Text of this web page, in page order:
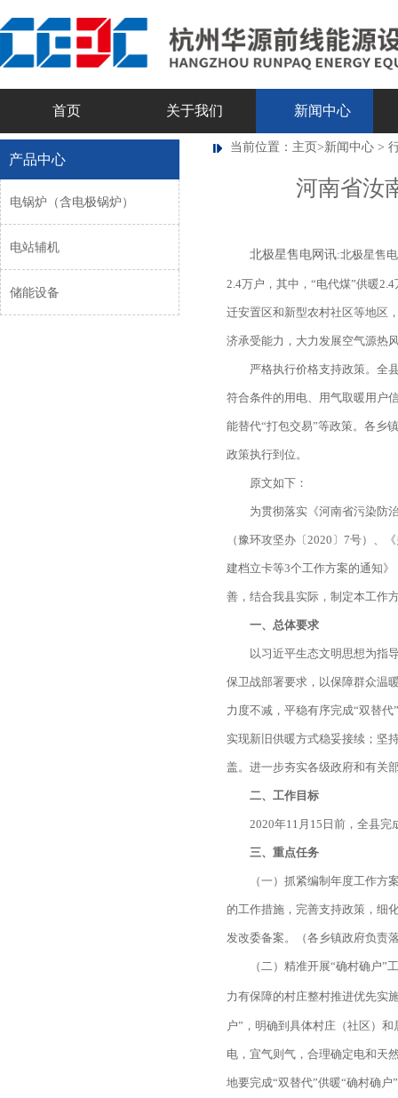
首页 关于我们 新闻中心
产品中心
电锅炉（含电极锅炉）
电站辅机
储能设备
当前位置： 主页 >新闻中心 >
河南省汝
北极星售电网讯:北极星售
2.4万户，其中，“电代煤”供暖
迁安置区和新型农村社区等地区
济承受能力，大力发展空气源热
严格执行价格支持政策。全
符合条件的用电、用气取暖用户
能替代“打包交易”等政策。各乡
政策执行到位。
原文如下：
为贯彻落实《河南省污染防
（豫环攻坚办〔2020〕7号）、
建档立卡等3个工作方案的通知
善，结合我县实际，制定本工作
一、总体要求
以习近平生态文明思想为指
保卫战部署要求，以保障群众温
力度不减，平稳有序完成“双替
实现新旧供暖方式稳妥接续；坚
盖。进一步夯实各级政府和有关
二、工作目标
2020年11月15日前，全县完
三、重点任务
（一）抓紧编制年度工作
的工作措施，完善支持政策，细
发改委备案。（各乡镇政府负责
（二）精准开展“确村确户
力有保障的村庄整村推进优先实
户”，明确到具体村庄（社区）
电，宜气则气，合理确定电和天
地要完成“双替代”供暖“确村确